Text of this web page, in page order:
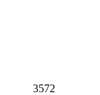
3572